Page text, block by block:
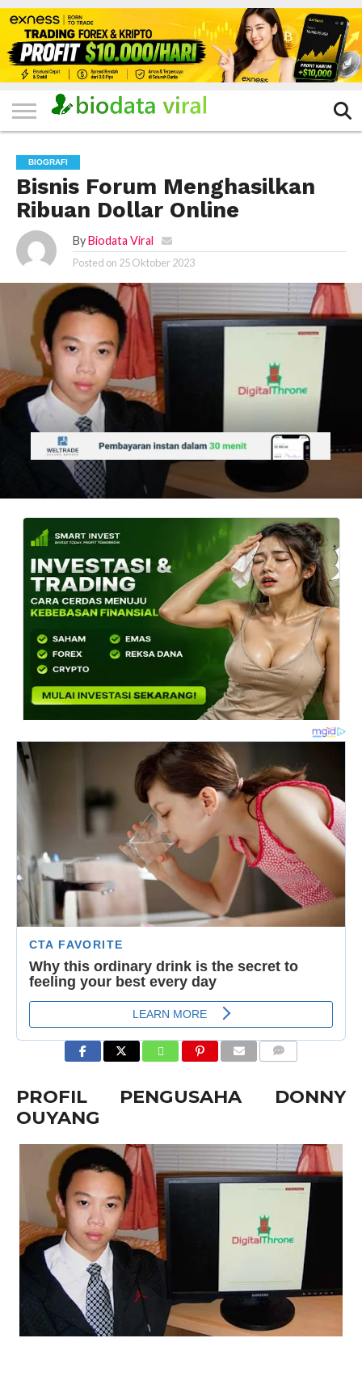
HOME
FILTER
KATEGORI
IKLAN
GRATIS
TERVIRAL
TRADING
KOMUNITAS
BERITA
BISNIS
LAINNYA
BIOGRAFI
Bisnis Forum Menghasilkan
Ribuan Dollar Online
By Biodata Viral
Posted on 25 Oktober 2023
PROFIL PENGUSAHA DONNY
OUYANG